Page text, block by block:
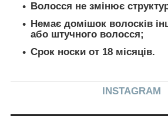
Волосся не змінює
Немає домішок волосків
або штучного волосся;
Срок носки от 18 місяців.
INSTAGRAM